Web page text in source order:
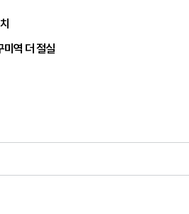
미역 더 절실